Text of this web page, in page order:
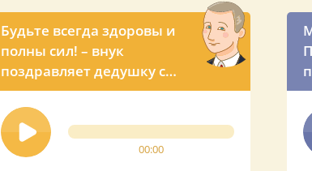
Будьте всегда здоровы и
полны сил! – внук
поздравляет дедушку с
помощью Владимира
Владимировича
00:00